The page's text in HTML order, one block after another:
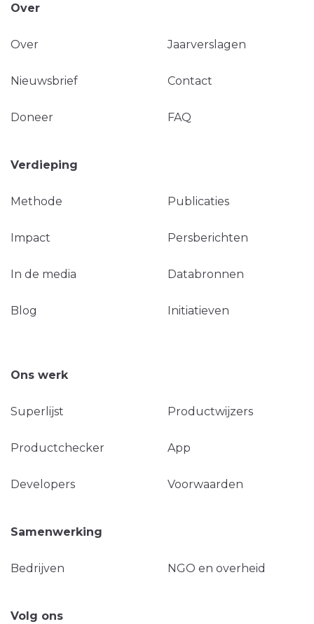
Over
Over Jaarverslagen
Nieuwsbrief Contact
Doneer FAQ
Verdieping
Methode Publicaties
Impact Persberichten
In de media Databronnen
Blog Initiatieven
Ons werk
Superlijst Productwijzers
Productchecker App
Developers Voorwaarden
Samenwerking
Bedrijven NGO en overheid
Volg ons